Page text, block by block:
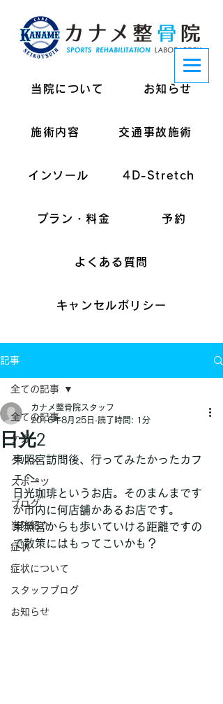
当院について お知らせ
施術内容 交通事故施術
インソール 4D-Stretch
プラン・料金 予約
よくある質問
キャンセルポリシー
記事
全ての記事
ケガ
グルメ
スポーツ
ブログ
当院紹介
症状
症状について
スタッフブログ
お知らせ
全ての記事
日光2
カナメ整骨院スタッフ
2016年8月25日 読了時間: 1分
東照宮訪問後、行ってみたかったカフ
ェへ。
日光珈琲というお店。そのまんまです
が市内に何店舗かあるお店です。
東照宮からも歩いていける距離ですの
で散策にはもってこいかも？